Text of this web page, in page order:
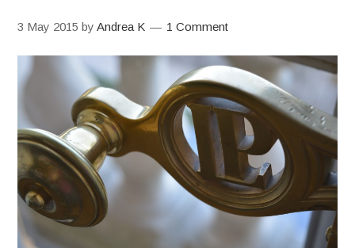
3 May 2015 byAndrea K 1 Comment